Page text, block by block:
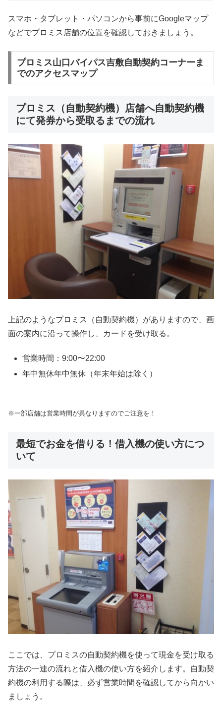
スマホ・タブレット・パソコンから事前にGoogleマップ
などでプロミス店舗の位置を確認しておきましょう。
プロミス山口バイパス吉敷自動契約コーナーま
でのアクセスマップ
プロミス（自動契約機）店舗へ自動契約機
にて発券から受取るまでの流れ
上記のようなプロミス（自動契約機）がありますので、画
面の案内に沿って操作し、カードを受け取る。
営業時間：9:00〜22:00
年中無休年中無休（年末年始は除く）
※一部店舗は営業時間が異なりますのでご注意を！
最短でお金を借りる！借入機の使い方につ
いて
ここでは、プロミスの自動契約機を使って現金を受け取る
方法の一連の流れと借入機の使い方を紹介します。自動契
約機の利用する際は、必ず営業時間を確認してから向かい
ましょう。